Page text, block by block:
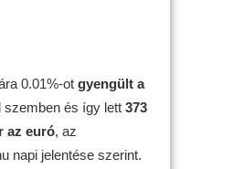
0.01%-ot gyengült a
szemben és így lett 373
az euró, az
napi jelentése szerint.